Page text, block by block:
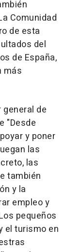
Comunidad
de esta
del
de España,
más
general de
"Desde
y poner
las
las
también
y la
empleo y
pequeños
el turismo en